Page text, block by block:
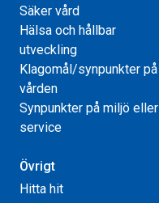
Säker vård
Hälsa och hållbar
utveckling
Klagomål/synpunkter på
vården
Synpunkter på miljö eller
service
Övrigt
Hitta hit